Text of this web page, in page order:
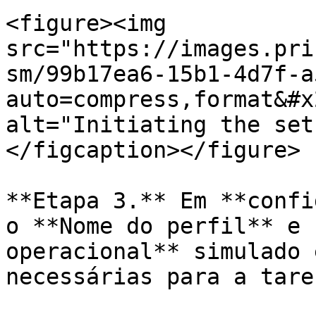
<figure><img
src="https://
sm/99b17ea6-15b1-4d7f-
alt="Initiating the
</figcaption></figure>
**Etapa 3.** Em
o **Nome do perfil** e
operacional**
necessárias para a